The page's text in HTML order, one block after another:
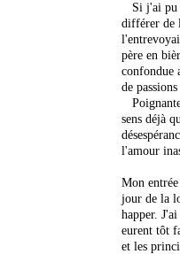
Si j'ai pu
différer de
père en
confondue
de
sens déjà
l'amour
Mon
jour de la
happer.
eurent tôt
et les